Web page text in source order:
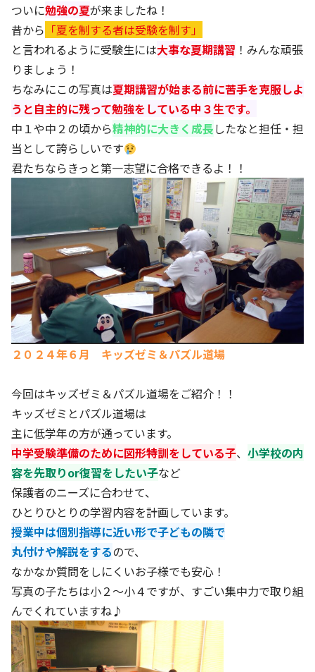
ついに勉強の夏が来ましたね！
昔から 「夏を制する者は受験を制す」
と言われるように受験生には大事な夏期講習 ！みんな頑張
りましょう！
ちなみにこの写真は夏期講習が始まる前に苦手を克服しよ
うと自主的に残って勉強をしている中３生です。
中１や中２の頃から精神的に大きく成長したなと担任・担
当として誇らしいです
君たちならきっと第一志望に合格できるよ！！
２０２４年６月 キッズゼミ＆パズル道場
今回はキッズゼミ＆パズル道場をご紹介！！
キッズゼミとパズル道場は
主に低学年の方が通っています。
中学受験準備のために図形特訓をしている子、 小学校の内
容を先取りor復習をしたい子など
保護者のニーズに合わせて、
ひとりひとりの学習内容を計画しています。
授業中は個別指導に近い形で子どもの隣で
丸付けや解説をするので、
なかなか質問をしにくいお子様でも安心！
写真の子たちは小２～小４ですが、すごい集中力で取り組
んでくれていますね♪